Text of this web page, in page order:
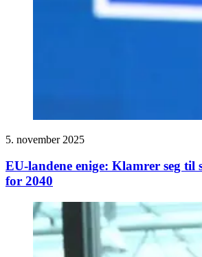
5. november 2025
EU-landene enige: Klamrer seg
for 2040